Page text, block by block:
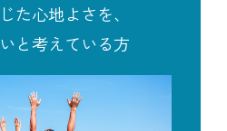
た心地よさを、
と考えている方